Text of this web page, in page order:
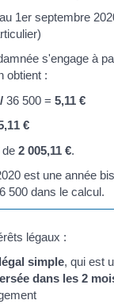
1erseptembre
s'engage à
obtient :
/36 500 = 5,11 €
€
de 2 005,11 €.
est une année
500 dans le calcul.
légaux :
simple, qui est
dans les 2